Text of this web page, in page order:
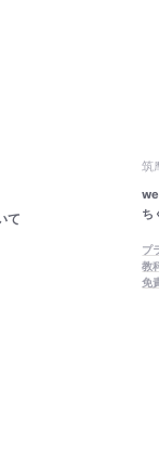
て
筑
ち
プ
教
免